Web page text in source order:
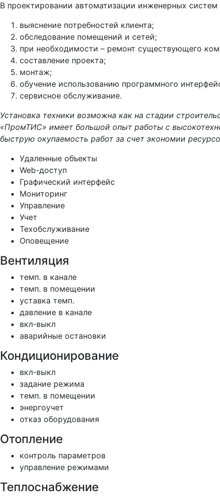
В проектировании автоматизации инженерных
выяснение потребностей клиента;
обследование помещений и сетей;
при необходимости – ремонт существующего
составление проекта;
монтаж;
обучение использованию программного
сервисное обслуживание.
Установка техники возможна как на стадии
«ПромТИС» имеет большой опыт работы с
быструю окупаемость работ за счет экономии
Удаленные объекты
Web-доступ
Графический интерфейс
Мониторинг
Управление
Учет
Техобслуживание
Оповещение
Вентиляция
темп. в канале
темп. в помещении
уставка темп.
давление в канале
вкл-выкл
аварийные остановки
Кондиционирование
вкл-выкл
задание режима
темп. в помещении
энергоучет
отказ оборудования
Отопление
контроль параметров
управление режимами
Теплоснабжение